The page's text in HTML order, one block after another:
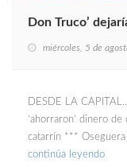
Don Truco’
miércoles, 5 de
DESDE LA
‘ahorraron’ dinero
catarrín ***
continúa leyendo